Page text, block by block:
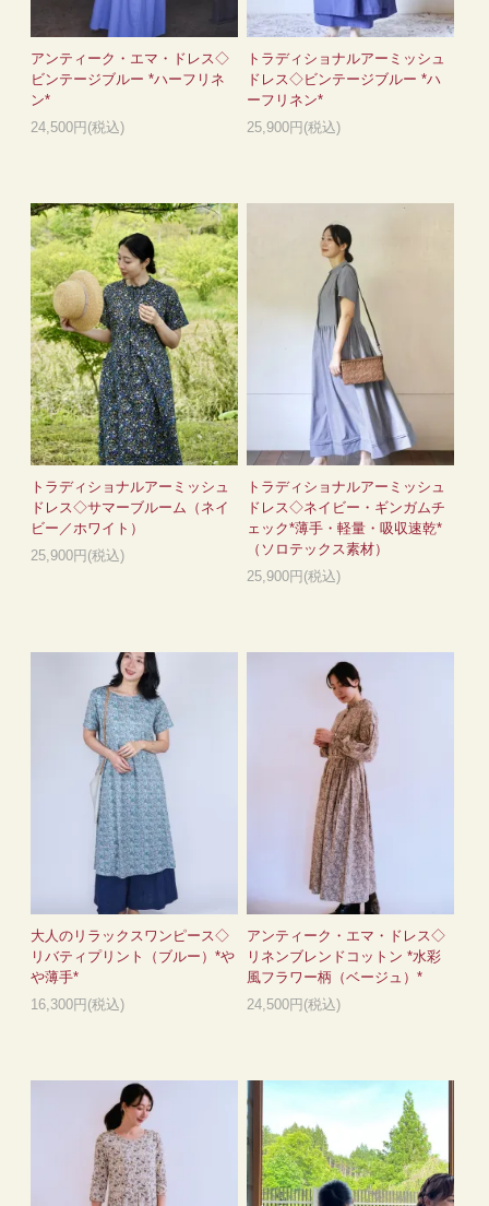
アンティーク・エマ・ドレス◇
ビンテージブルー *ハーフリネ
ン*
24,500円(税込)
トラディショナルアーミッシュ
ドレス◇ビンテージブルー *ハ
ーフリネン*
25,900円(税込)
トラディショナルアーミッシュ
ドレス◇サマーブルーム（ネイ
ビー／ホワイト）
25,900円(税込)
トラディショナルアーミッシュ
ドレス◇ネイビー・ギンガムチ
ェック*薄手・軽量・吸収速乾*
（ソロテックス素材）
25,900円(税込)
大人のリラックスワンピース◇
リバティプリント（ブルー）*や
や薄手*
16,300円(税込)
アンティーク・エマ・ドレス◇
リネンブレンドコットン *水彩
風フラワー柄（ベージュ）*
24,500円(税込)